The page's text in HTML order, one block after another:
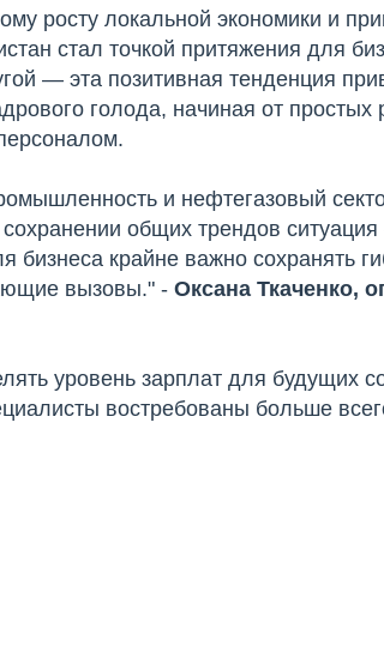
росту локальной экономики и
стал точкой притяжения для
— эта позитивная тенденция
голода, начиная от простых
и нефтегазовый
общих трендов
бизнеса крайне важно сохранять
вызовы." -Оксана Ткаченко,
уровень зарплат для будущих
востребованы больше